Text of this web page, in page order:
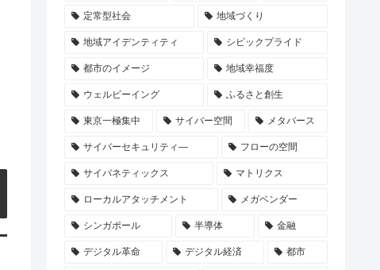
定常型社会 地域づくり
地域アイデンティティ シビックプライド
都市のイメージ 地域幸福度
ウェルビーイング ふるさと創生
東京一極集中 サイバー空間 メタバース
サイバーセキュリティ― フローの空間
サイバネティックス マトリクス
ローカルアタッチメント メガベンダー
シンガポール 半導体 金融
デジタル革命 デジタル経済 都市